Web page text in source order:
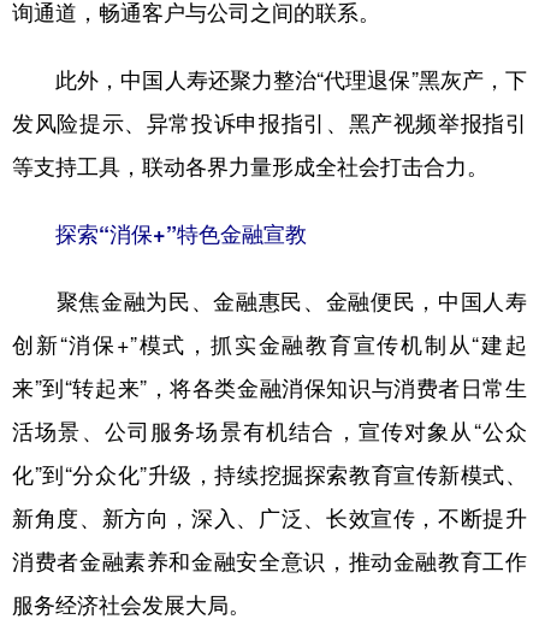
询通道，畅通客户与公司之间的联系。
此外，中国人寿还聚力整治“代理退保”黑灰产，下
发风险提示、异常投诉申报指引、黑产视频举报指引
等支持工具，联动各界力量形成全社会打击合力。
探索“消保+”特色金融宣教
聚焦金融为民、金融惠民、金融便民，中国人寿
创新“消保+”模式，抓实金融教育宣传机制从“建起
来”到“转起来”，将各类金融消保知识与消费者日常生
活场景、公司服务场景有机结合，宣传对象从“公众
化”到“分众化”升级，持续挖掘探索教育宣传新模式、
新角度、新方向，深入、广泛、长效宣传，不断提升
消费者金融素养和金融安全意识，推动金融教育工作
服务经济社会发展大局。